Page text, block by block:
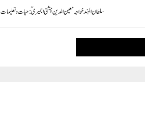
سلطان الہند خواجہ معین الدین چشتی اجمیریؒ: حیات و تعلیمات